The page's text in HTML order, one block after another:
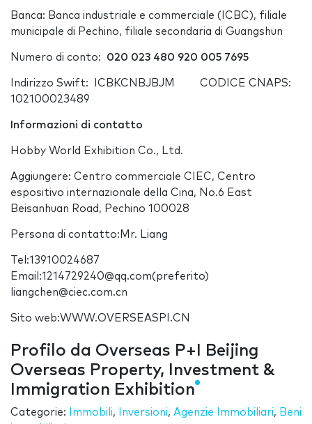
Banca: Banca industriale e commerciale (ICBC), filiale
municipale di Pechino, filiale secondaria di Guangshun
Numero di conto: 020 023 480 920 005 7695
Indirizzo Swift: ICBKCNBJBJM CODICE CNAPS:
102100023489
Informazioni di contatto
Hobby World Exhibition Co., Ltd.
Aggiungere: Centro commerciale CIEC, Centro
espositivo internazionale della Cina, No.6 East
Beisanhuan Road, Pechino 100028
Persona di contatto:Mr. Liang
Tel:13910024687
Email:1214729240@qq.com(preferito)
liangchen@ciec.com.cn
Sito web:WWW.OVERSEASPI.CN
Profilo da Overseas P+I Beijing
Overseas Property, Investment &
Immigration Exhibition
Categorie: Immobili, Inversioni, Agenzie Immobiliari, Beni